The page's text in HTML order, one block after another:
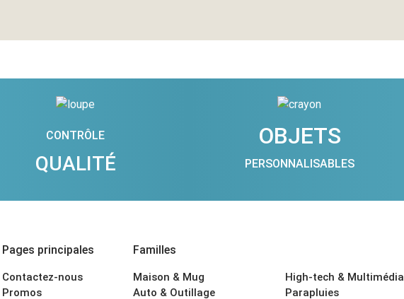
CONTRÔLE
QUALITÉ
OBJETS
PERSONNALISABLES
Pages principales
Contactez-nous
Promos
Familles
Maison & Mug
Auto & Outillage
High-tech & Multimédia
Parapluies